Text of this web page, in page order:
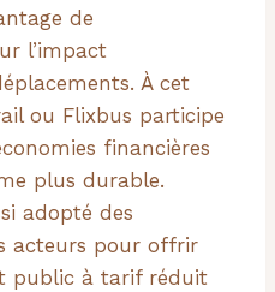
de
l’impact
À cet
ou Flixbus participe
financières
plus durable.
adopté des
acteurs pour offrir
public à tarif réduit